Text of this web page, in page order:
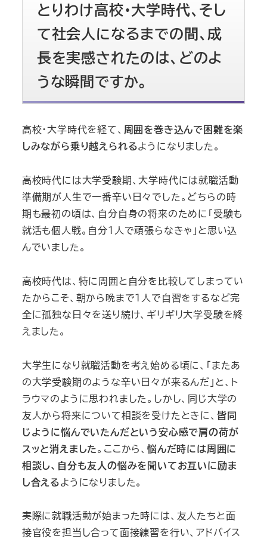
とりわけ高校・大学時代、そし
て社会人になるまでの間、成
長を実感されたのは、どのよ
うな瞬間ですか。
高校・大学時代を経て、 周囲を巻き込んで困難を楽
しみながら乗り越えられるようになりました。
高校時代には大学受験期、大学時代には就職活動
準備期が人生で一番辛い日々でした。どちらの時
期も最初の頃は、自分自身の将来のために「受験も
就活も個人戦。自分1人で頑張らなきゃ」と思い込
んでいました。
高校時代は、特に周囲と自分を比較してしまってい
たからこそ、朝から晩まで1人で自習をするなど完
全に孤独な日々を送り続け、ギリギリ大学受験を終
えました。
大学生になり就職活動を考え始める頃に、「またあ
の大学受験期のような辛い日々が来るんだ」と、ト
ラウマのように思われました。しかし、同じ大学の
友人から将来について相談を受けたときに、 皆同
じように悩んでいたんだという安心感で肩の荷が
スッと消えました。ここから、悩んだ時には周囲に
相談し、自分も友人の悩みを聞いてお互いに励ま
し合えるようになりました。
実際に就職活動が始まった時には、友人たちと面
接官役を担当し合って面接練習を行い、アドバイス